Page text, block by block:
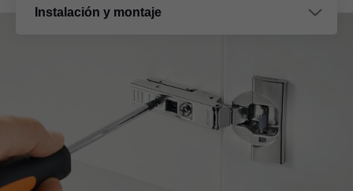
Instalación y montaje